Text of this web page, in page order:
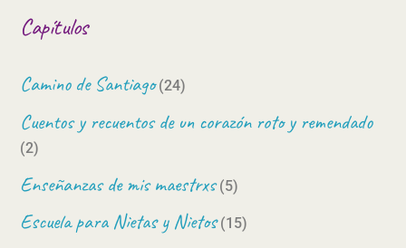
Capítulos
Camino de Santiago(24)
Cuentos y recuentos de un corazón roto y remendado
(2)
Enseñanzas de mis maestrxs(5)
Escuela para Nietas y Nietos(15)